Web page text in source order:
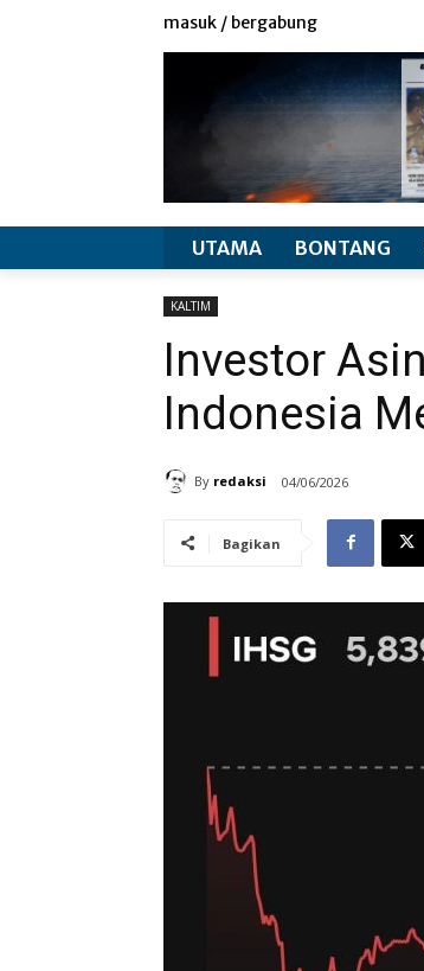
masuk / bergabung
UTAMA BONTANG
KALTIM
Investor
Indonesia
By redaksi 04/06/2026
Bagikan